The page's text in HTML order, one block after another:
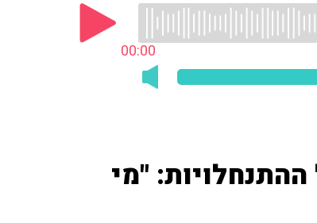
00:00
"מי